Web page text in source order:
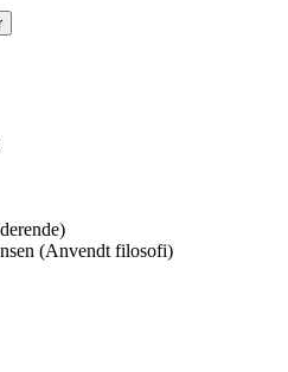
(Anvendt filosofi)